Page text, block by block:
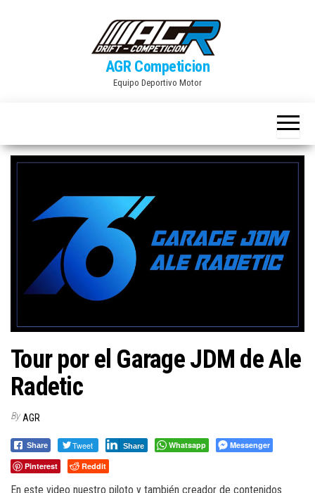
AGR Competicion
Equipo Deportivo Motor
Tour por el Garage JDM de Ale
Radetic
By AGR
Share Tweet Share Whatsapp
Messenger
Pinterest
Reddit
En este video nuestro piloto y también creador de contenidos